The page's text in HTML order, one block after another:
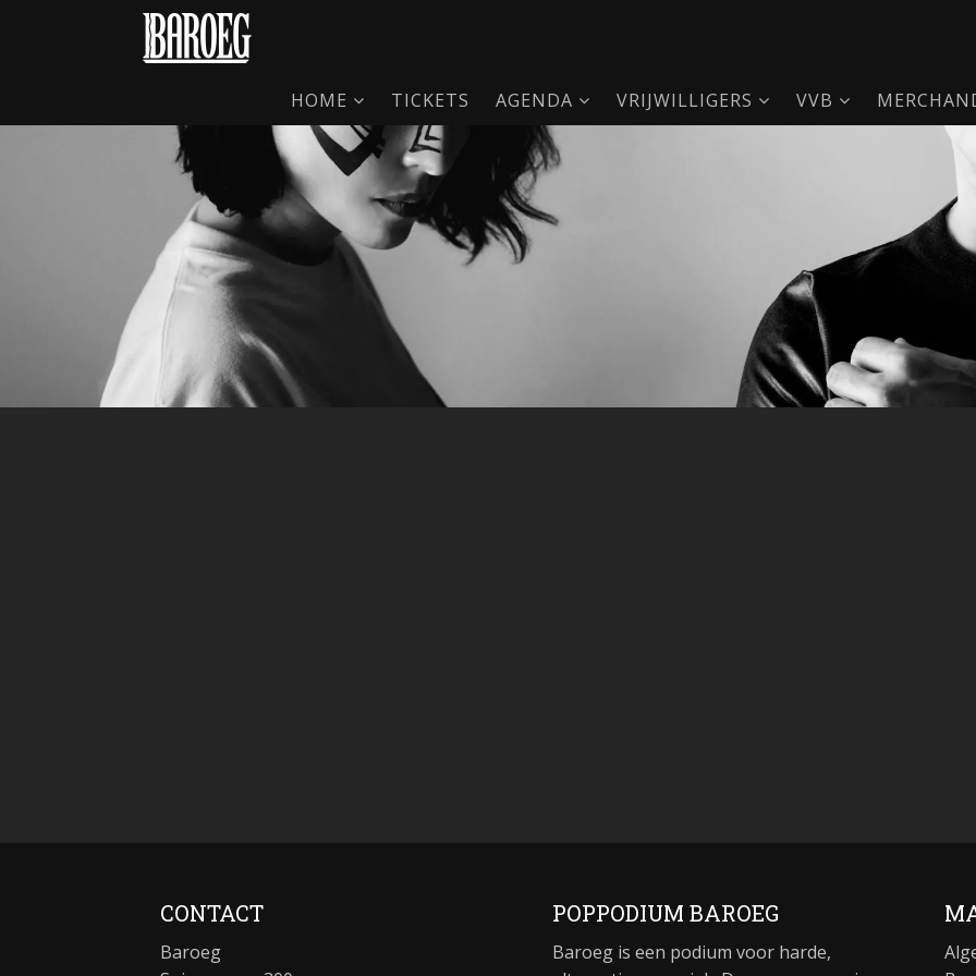
HOME TICKETS AGENDA VRIJWILLIGERS VVB
CONTACT
Baroeg
POPPODIUM BAROEG
Baroeg is een podium voor harde,